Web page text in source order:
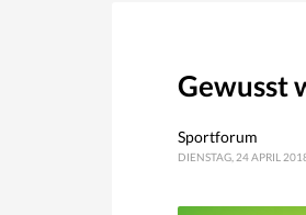
Gewusst
Sportforum
DIENSTAG, 24 APRIL